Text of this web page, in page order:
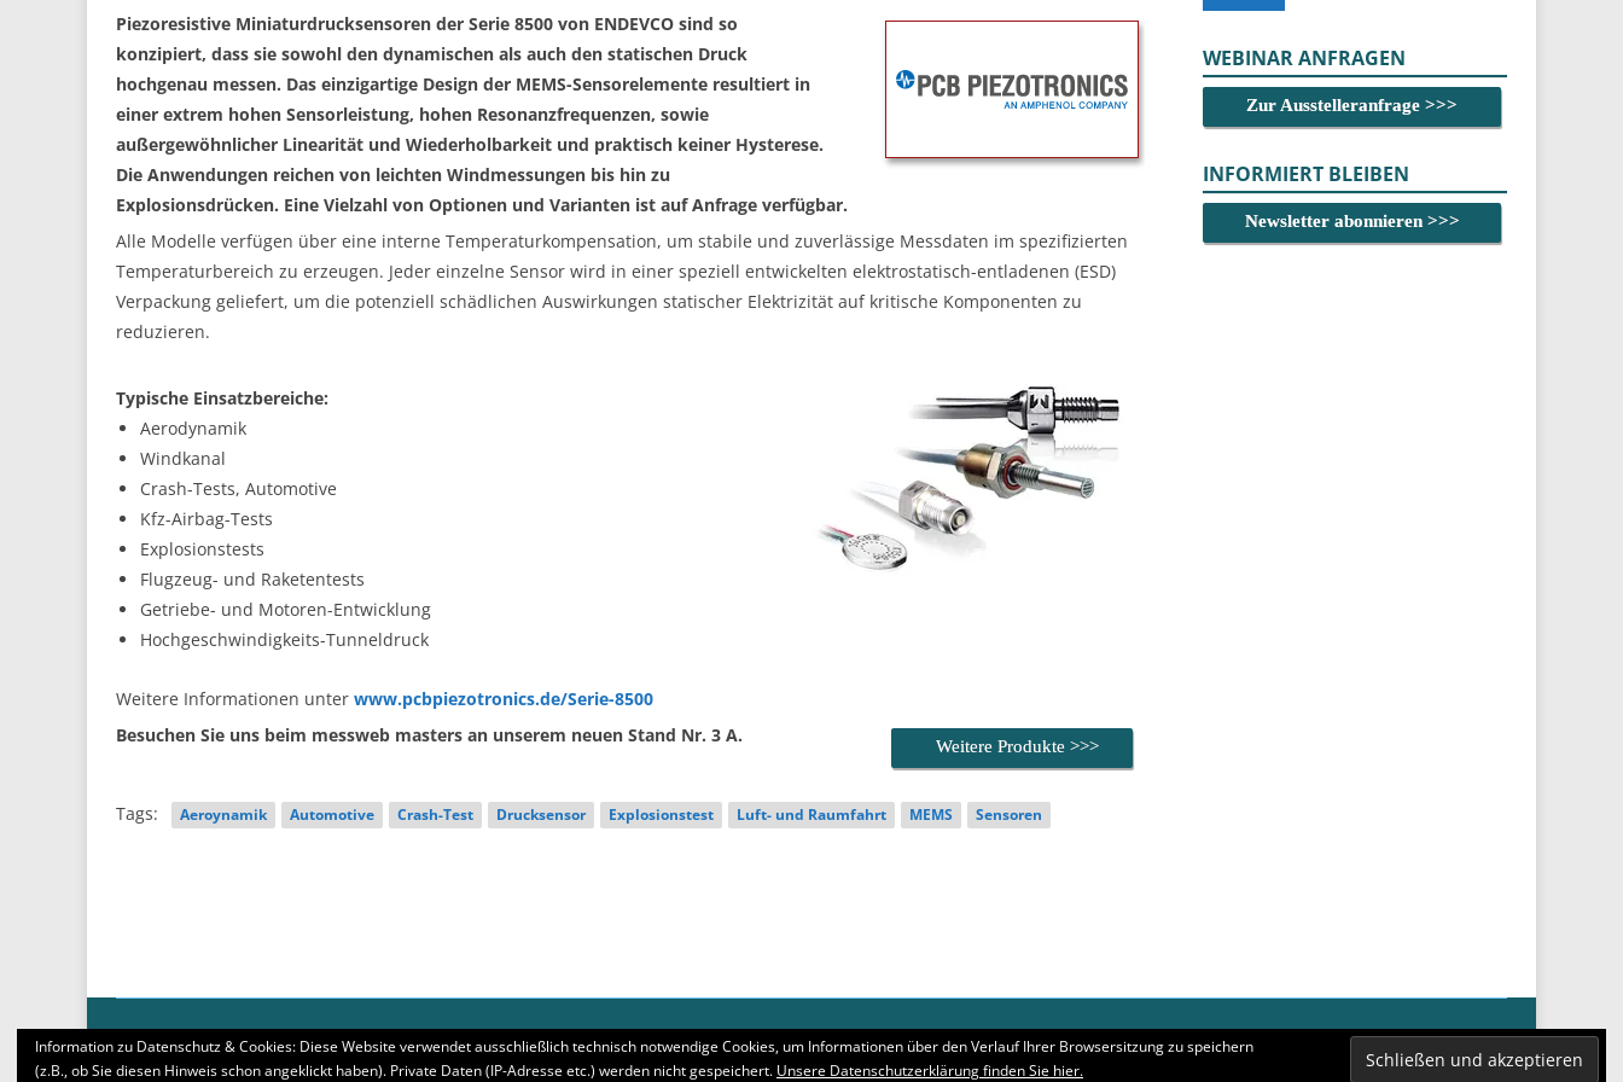
Piezoresistive Miniaturdrucksensoren der Serie 8500 von ENDEVCO sind so
konzipiert, dass sie sowohl den dynamischen als auch den statischen Druck
hochgenau messen. Das einzigartige Design der MEMS-Sensorelemente resultiert in
einer extrem hohen Sensorleistung, hohen Resonanzfrequenzen, sowie
außergewöhnlicher Linearität und Wiederholbarkeit und praktisch keiner Hysterese.
Die Anwendungen reichen von leichten Windmessungen bis hin zu
Explosionsdrücken. Eine Vielzahl von Optionen und Varianten ist auf Anfrage verfügbar.
Alle Modelle verfügen über eine interne Temperaturkompensation, um stabile und zuverlässige Messdaten im spezifizierten
Temperaturbereich zu erzeugen. Jeder einzelne Sensor wird in einer speziell entwickelten elektrostatisch-entladenen (ESD)
Verpackung geliefert, um die potenziell schädlichen Auswirkungen statischer Elektrizität auf kritische Komponenten zu
reduzieren.
Typische Einsatzbereiche:
Aerodynamik
Windkanal
Crash-Tests, Automotive
Kfz-Airbag-Tests
Explosionstests
Flugzeug- und Raketentests
Getriebe- und Motoren-Entwicklung
Hochgeschwindigkeits-Tunneldruck
Weitere Informationen unter www.pcbpiezotronics.de/Serie-8500
Besuchen Sie uns beim messweb masters an unserem neuen Stand Nr. 3 A.
Weitere Produkte >>>
Tags: Aeroynamik Automotive Crash-Test Drucksensor Explosionstest Luft- und Raumfahrt MEMS Sensoren
WEBINAR ANFRAGEN
Zur Ausstelleranfrage >>>
INFORMIERT BLEIBEN
Newsletter abonnieren >>>
© Copyright 2005 - 2026: D&H Premium Events GmbH, Starnberg Felicity Theme powered byWordPress
Information zu Datenschutz & Cookies: Diese Website verwendet ausschließlich technisch notwendige Cookies, um Informationen über den Verlauf Ihrer Browsersitzung zu speichern
(z.B., ob Sie diesen Hinweis schon angeklickt haben). Private Daten (IP-Adresse etc.) werden nicht gespeichert. Unsere Datenschutzerklärung finden Sie hier.